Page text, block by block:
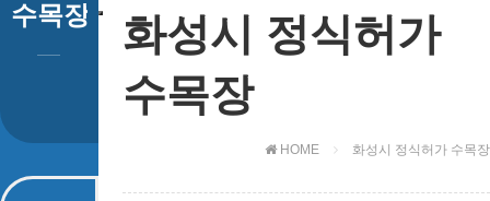
화성시 정식허가
수목장
HOME 화성시 정식허가 수목장
수목장